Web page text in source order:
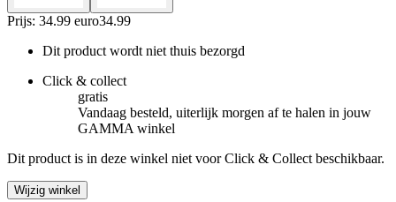
Prijs: 34.99 euro34.99
Dit product wordt niet thuis bezorgd
Click & collect
gratis
Vandaag besteld, uiterlijk morgen af te halen in jouw
GAMMA winkel
Dit product is in deze winkel niet voor Click & Collect beschikbaar.
Wijzig winkel